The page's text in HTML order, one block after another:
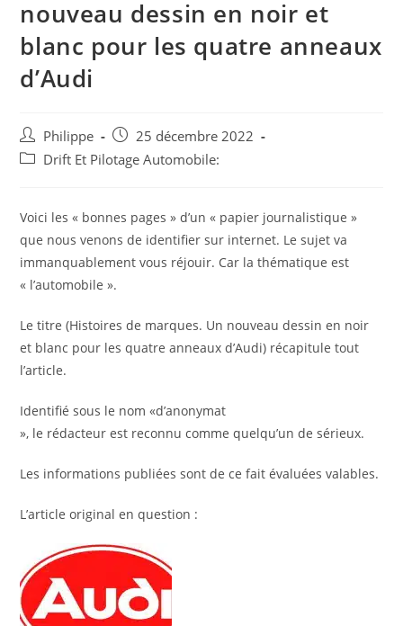
nouveau dessin en noir et
blanc pour les quatre anneaux
d’Audi
Auteur/autrice
de
Philippe
Post
published:
25 décembre 2022
PostDrift Et Pilotage Automobile:
Voici les « bonnes pages » d’un « papier journalistique »
que nous venons de identifier sur internet. Le sujet va
immanquablement vous réjouir. Car la thématique est
« l’automobile ».
Le titre (Histoires de marques. Un nouveau dessin en noir
et blanc pour les quatre anneaux d’Audi) récapitule tout
l’article.
Identifié sous le nom «d’anonymat
», le rédacteur est reconnu comme quelqu’un de sérieux.
Les informations publiées sont de ce fait évaluées valables.
L’article original en question :